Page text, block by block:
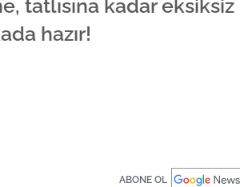
tatlısına kadar eksiksiz
hazır!
ABONE OL